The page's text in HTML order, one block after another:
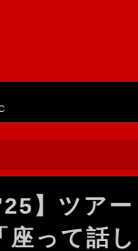
】ツアー
って話し